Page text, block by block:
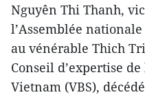
Nguyên Thi Thanh,
l’Assemblée
au vénérable Thich
Conseil d’expertise
Vietnam (VBS),